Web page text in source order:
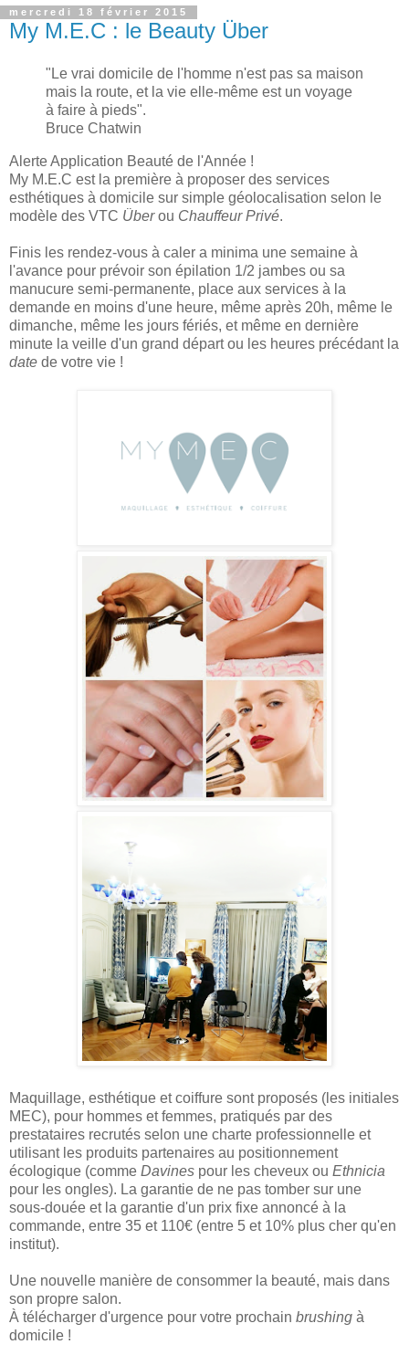
mercredi 18 février 2015
My M.E.C : le Beauty Über
" Le vrai domicile de l'homme n'est pas sa maison
mais la route, et la vie elle-même est un voyage
à faire à pieds".
Bruce Chatwin
Alerte Application Beauté de l'Année !
My M.E.C est la première à proposer des services
esthétiques à domicile sur simple géolocalisation selon le
modèle des VTC Über ou Chauffeur Privé.
Finis les rendez-vous à caler a minima une semaine à
l'avance pour prévoir son épilation 1/2 jambes ou sa
manucure semi-permanente, place aux services à la
demande en moins d'une heure, même après 20h, même le
dimanche, même les jours fériés, et même en dernière
minute la veille d'un grand départ ou les heures précédant la
date de votre vie !
Maquillage, esthétique et coiffure sont proposés (les initiales
MEC), pour hommes et femmes, pratiqués par des
prestataires recrutés selon une charte professionnelle et
utilisant les produits partenaires au positionnement
écologique (comme Davines pour les cheveux ou Ethnicia
pour les ongles). La garantie de ne pas tomber sur une
sous-douée et la garantie d'un prix fixe annoncé à la
commande, entre 35 et 110€ (entre 5 et 10% plus cher qu'en
institut).
Une nouvelle manière de consommer la beauté, mais dans
son propre salon.
À télécharger d'urgence pour votre prochain brushing à
domicile !